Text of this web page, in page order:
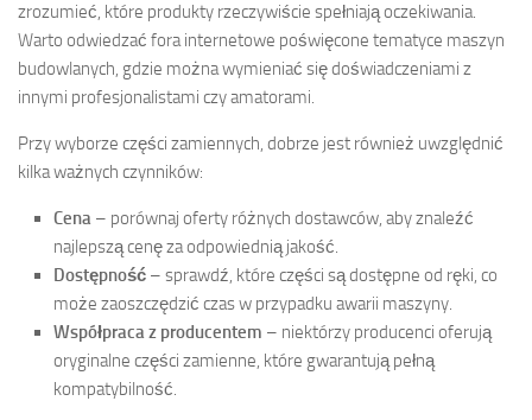
zrozumieć, które produkty rzeczywiście spełniają oczekiwania.
Warto odwiedzać fora internetowe poświęcone tematyce maszyn
budowlanych, gdzie można wymieniać się doświadczeniami z
innymi profesjonalistami czy amatorami.
Przy wyborze części zamiennych, dobrze jest również uwzględnić
kilka ważnych czynników:
Cena – porównaj oferty różnych dostawców, aby znaleźć
najlepszą cenę za odpowiednią jakość.
Dostępność – sprawdź, które części są dostępne od ręki, co
może zaoszczędzić czas w przypadku awarii maszyny.
Współpraca z producentem – niektórzy producenci oferują
oryginalne części zamienne, które gwarantują pełną
kompatybilność.